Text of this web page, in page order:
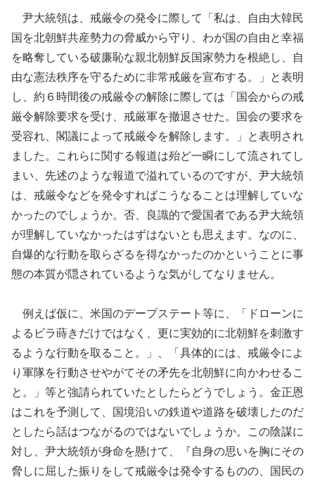
尹大統領は、戒厳令の発令に際して「私は、自由大韓民
国を北朝鮮共産勢力の脅威から守り、わが国の自由と幸福
を略奪している破廉恥な親北朝鮮反国家勢力を根絶し、自
由な憲法秩序を守るために非常戒厳を宣布する。」と表明
し、約６時間後の戒厳令の解除に際しては「国会からの戒
厳令解除要求を受け、戒厳軍を撤退させた。国会の要求を
受容れ、閣議によって戒厳令を解除します。」と表明され
ました。これらに関する報道は殆ど一瞬にして流されてし
まい、先述のような報道で溢れているのですが、尹大統領
は、戒厳令などを発令すればこうなることは理解していな
かったのでしょうか。否、良識的で愛国者である尹大統領
が理解していなかったはずはないとも思えます。なのに、
自爆的な行動を取らざるを得なかったのかということに事
態の本質が隠されているような気がしてなりません。
例えば仮に、米国のデープステート等に、「ドローンに
よるビラ蒔きだけではなく、更に実効的に北朝鮮を刺激す
るような行動を取ること。」、「具体的には、戒厳令によ
り軍隊を行動させやがてその矛先を北朝鮮に向かわせるこ
と。」等と強請られていたとしたらどうでしょう。金正恩
はこれを予測して、国境沿いの鉄道や道路を破壊したのだ
としたら話はつながるのではないでしょうか。この陰謀に
対し、尹大統領が身命を懸けて、『自身の思いを胸にその
脅しに屈した振りをして戒厳令は発令するものの、国民の